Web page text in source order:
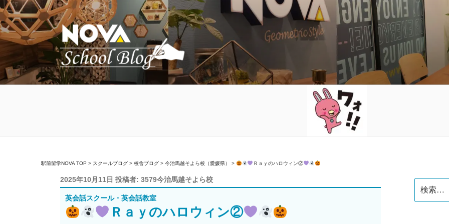
コ
ン
テ
ン
ス
駅前留学NOVA【公式】スクールブログ
駅前留学NOVA TOP > スクールブログ > 校舎ブログ > 今治馬越そよら校（愛媛県） > Ｒａｙのハロウィン②
投
稿
日:
2025年10月11日 投稿者: 3579今治馬越そよら校
英会話スクール・英会話教室
Ｒａｙのハロウィン②
索: